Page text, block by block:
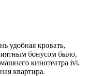
удобная кровать,
бонусом было,
кинотеатра ivi,
квартира.